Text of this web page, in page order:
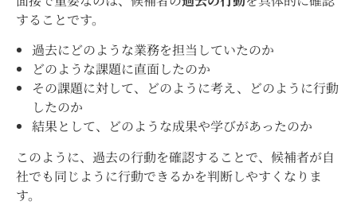
することです。
過去にどのような業務を担当していたのか
どのような課題に直面したのか
その課題に対して、どのように考え、どのように行動
したのか
結果として、どのような成果や学びがあったのか
このように、過去の行動を確認することで、候補者が自
社でも同じように行動できるかを判断しやすくなりま
す。